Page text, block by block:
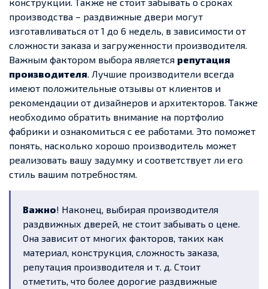
производства – раздвижные двери могут
изготавливаться от 1 до 6 недель, в зависимости от
сложности заказа и загруженности производителя.
Важным фактором выбора является репутация
производителя. Лучшие производители всегда
имеют положительные отзывы от клиентов и
рекомендации от дизайнеров и архитекторов. Также
необходимо обратить внимание на портфолио
фабрики и ознакомиться с ее работами. Это поможет
понять, насколько хорошо производитель может
реализовать вашу задумку и соответствует ли его
стиль вашим потребностям.
Важно! Наконец, выбирая производителя
раздвижных дверей, не стоит забывать о цене.
Она зависит от многих факторов, таких как
материал, конструкция, сложность заказа,
репутация производителя и т. д. Стоит
отметить, что более дорогие раздвижные